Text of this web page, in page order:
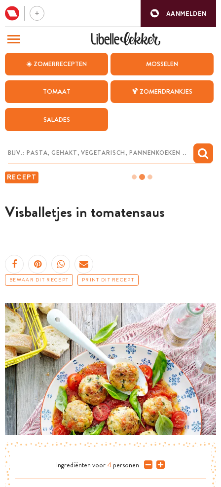
AANMELDEN
☀️ ZOMERRECEPTEN MOSSELEN
TOMAAT 🍹 ZOMERDRANKJES
SALADES
RECEPT
Visballetjes in tomatensaus
BEWAAR DIT RECEPT PRINT DIT RECEPT
Ingrediënten voor 4 personen
BEZOEK ONZE ANDERE WEBSITES
WEEKMENU
CHAT MET MAIA
MIJN BEWAARDE RECEPTEN